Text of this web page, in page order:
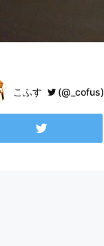
こふす (@_cofus)